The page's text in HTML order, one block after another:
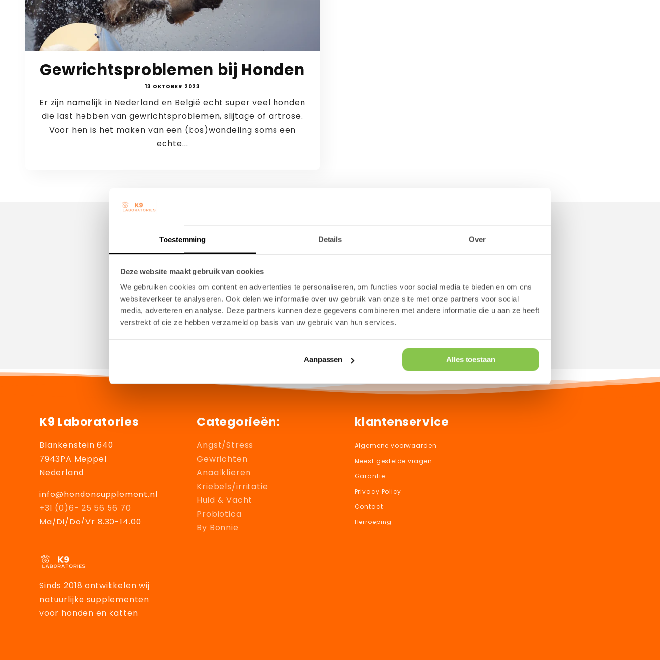
Toestemming Details Over
Deze website maakt gebruik van cookies
We gebruiken cookies om content en advertenties te personaliseren, om functies voor social media te bieden en om ons
websiteverkeer te analyseren. Ook delen we informatie over uw gebruik van onze site met onze partners voor social
media, adverteren en analyse. Deze partners kunnen deze gegevens combineren met andere informatie die u aan ze heeft
verstrekt of die ze hebben verzameld op basis van uw gebruik van hun services.
Aanpassen Alles toestaan
Gewrichtsproblemen bij Honden
13 OKTOBER 2023
Er zijn namelijk in Nederland en België echt super veel honden
die last hebben van gewrichtsproblemen, slijtage of artrose.
Voor hen is het maken van een (bos)wandeling soms een
echte...
Subscribe to our emails
Join our email list for exclusive offers and the latest news.
E‑mail
K9 Laboratories
Blankenstein 640
7943PA Meppel
Nederland
info@hondensupplement.nl
+31 (0)6- 25 56 56 70
Ma/Di/Do/Vr 8.30-14.00
Categorieën:
Angst/Stress
Gewrichten
Anaalklieren
Kriebels/irritatie
Huid & Vacht
Probiotica
By Bonnie
klantenservice
Algemene voorwaarden
Meest gestelde vragen
Garantie
Privacy Policy
Contact
Herroeping
Sinds 2018 ontwikkelen wij
natuurlijke supplementen
voor honden en katten